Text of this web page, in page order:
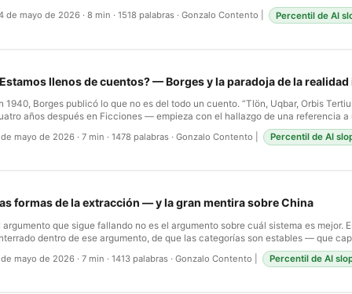
No porque le faltaran bíceps; los tenía mejores que la mayoría de
porque la pregunta está mal planteada. No hacían ejercicio. Se movían,
de mayo de 2026 · 8 min · 1518 palabras · Gonzalo Contento Percentil de AI
llenos de cuentos? — Borges y la paradoja de la
1940, Borges publicó lo que no es del todo un cuento. “Tlön, Uqbar, Orbis
años después en Ficciones — empieza con el hallazgo de una referencia a
edición ligeramente distinta de una enciclopedia. El país no aparece en
en cualquier sentido verificable, no existe. Esto lleva, a la manera borgiana de
a sobrescribir el real: los estudiosos estudian la historia tlöniana, los
mayo de 2026 · 7 min · 1478 palabras · Gonzalo Contento Percentil de AI
formas de la extracción — y la gran mentira sobre China
argumento que sigue fallando no es el argumento sobre cuál sistema es mejor.
dentro de ese argumento, de que las categorías son estables — que
mercantilismo, feudalismo refieren a cuatro arreglos distintos y
y que la historia moderna es la historia de uno de ellos ganando. No
mayo de 2026 · 7 min · 1413 palabras · Gonzalo Contento Percentil de AI